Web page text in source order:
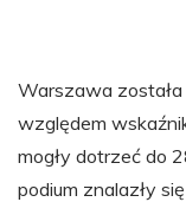
Warszawa
względem
mogły dotrzeć do
podium znalazły